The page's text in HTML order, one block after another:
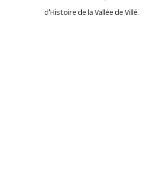
d’Histoire de la Vallée de Villé.